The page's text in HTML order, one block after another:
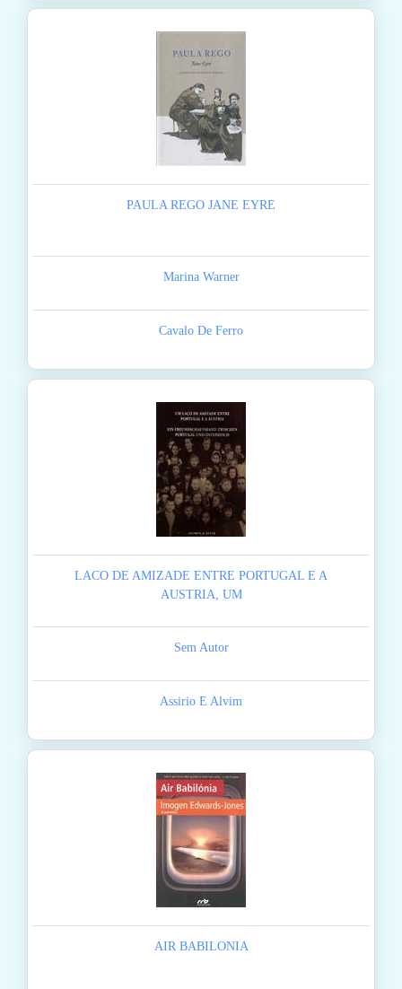
PAULA REGO JANE EYRE
Marina Warner
Cavalo De Ferro
LACO DE AMIZADE ENTRE PORTUGAL E A
AUSTRIA, UM
Sem Autor
Assirio E Alvim
AIR BABILONIA